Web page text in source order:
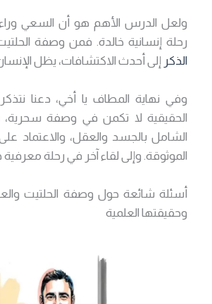
ولعل الدرس الأهم هو أن السعي وراء
رحلة إنسانية خالدة. فمن وصفة
الذكر إلى أحدث الاكتشافات، يظل
وفي نهاية المطاف يا أخي، دعنا
الحقيقية لا تكمن في وصفة سحرية،
الشامل بالجسد والعقل، والاعتماد
الموثوقة. وإلى لقاء آخر في رحلة
أسئلة شائعة حول وصفة الحلتيت
وحقيقتها العلمية